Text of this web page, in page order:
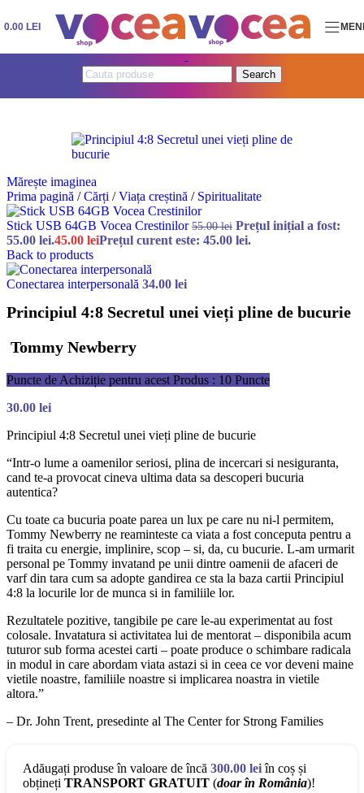
Skip to navigationSkip to main content
0.00 LEI
Search
Mărește imaginea
Prima pagină / Cărți / Viața creștină / Spiritualitate
Stick USB 64GB Vocea Crestinilor55.00lei Prețul inițial a fost:
55.00 lei.45.00 leiPrețul curent este: 45.00 lei.
Back to products
Conectarea interpersonală 34.00 lei
Principiul 4:8 Secretul unei vieți pline de bucurie
Tommy Newberry
Puncte de Achiziție pentru acest Produs : 10 Puncte
30.00 lei
Principiul 4:8 Secretul unei vieți pline de bucurie
“Intr-o lume a oamenilor seriosi, plina de incercari si nesiguranta,
cand te-a provocat cineva ultima data sa descoperi bucuria
autentica?
Cu toate ca bucuria poate parea un lux pe care nu ni-l permitem,
Tommy Newberry ne reaminteste ca viata a fost conceputa pentru a
fi traita cu energie, implinire, scop – si, da, cu bucurie. L-am urmarit
personal pe Tommy invatand pe unii dintre oamenii de afaceri de
varf din tara cum sa adopte gandirea ce sta la baza cartii Principiul
4:8 la locurile lor de munca si in familiile lor.
Rezultatele pozitive, tangibile pe care le-au experimentat au fost
colosale. Invatatura si activitatea lui de mentorat – disponibila acum
tuturor sub forma acestei carti – poate produce o schimbare radicala
in modul in care abordam viata astazi si in ceea ce vor deveni maine
vietile noastre, familiile noastre si implicarea noastra in vietile
altora.”
– Dr. John Trent, presedinte al The Center for Strong Families
Adăugați produse în valoare de încă 300.00 leiîn coș și
obțineți TRANSPORT GRATUIT (doar în România)!